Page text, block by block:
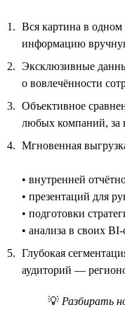
Вся картина в
информацию
Эксклюзивные
о вовлечённости
Объективное
любых компаний, за
Мгновенная
• внутренней
• презентаций для
• подготовки
• анализа в своих
Глубокая
аудиторий —
💡 Разбирать